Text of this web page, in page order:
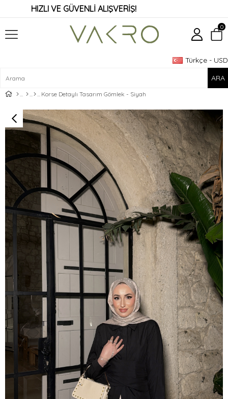
HIZLI VE GÜVENLİ ALIŞVERİŞ!
Türkçe - USD
0
Korse Detaylı Tasarım Gömlek - Siyah